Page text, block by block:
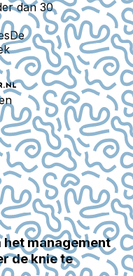
dan 30
De
het management
de knie te